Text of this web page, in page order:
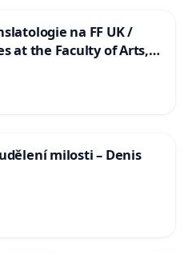
na FF UK /
at the Faculty of Arts,
milosti – Denis